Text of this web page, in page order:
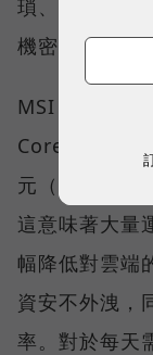
瑣、耗時的行
機密不外洩。
MSI
Core™ Ultra
元（NPU），
這意味著大量
幅降低對雲端
資安不外洩，
率。對於每天